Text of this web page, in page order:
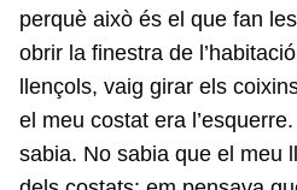
perquè això és el que fan
obrir la finestra de
llençols, vaig girar els
el meu costat era
sabia. No sabia que el meu